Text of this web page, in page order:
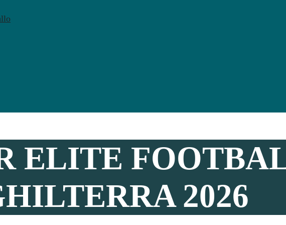
ELITE
2026